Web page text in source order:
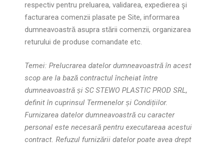
respectiv pentru preluarea, validarea, expedierea şi
facturarea comenzii plasate pe Site, informarea
dumneavoastră asupra stării comenzii, organizarea
returului de produse comandate etc.
Temei: Prelucrarea datelor dumneavoastră în acest
scop are la bază contractul încheiat între
dumneavoastră și SC STEWO PLASTIC PROD SRL,
definit în cuprinsul Termenelor și Condițiilor.
Furnizarea datelor dumneavoastră cu caracter
personal este necesară pentru executareaa acestui
contract. Refuzul furnizării datelor poate avea drept
in cele mai
bune conditii.
Dacă refuzați
aceste
pot fi
dezactivate.
Marketing
cu noi
interesele și